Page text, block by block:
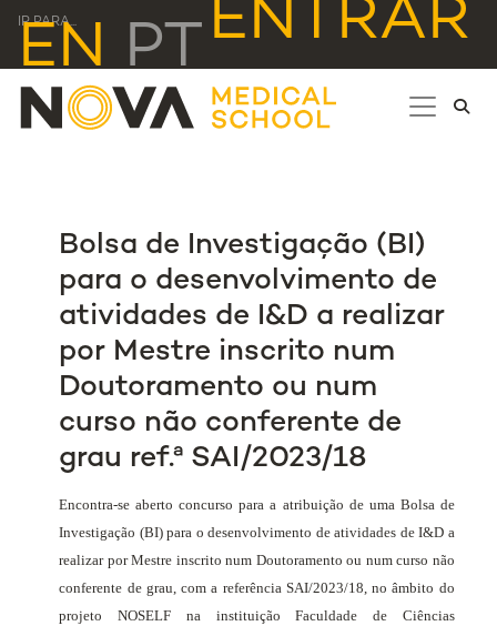
IR PARA... ENTRAR
EN PT
Bolsa de Investigação (BI)
para o desenvolvimento de
atividades de I&D a realizar
por Mestre inscrito num
Doutoramento ou num
curso não conferente de
grau ref.ª SAI/2023/18
Encontra-se aberto concurso para a atribuição de uma Bolsa de
Investigação (BI) para o desenvolvimento de atividades de I&D a
realizar por Mestre inscrito num Doutoramento ou num curso não
conferente de grau, com a referência SAI/2023/18, no âmbito do
projetoNOSELF na instituição Faculdade de Ciências